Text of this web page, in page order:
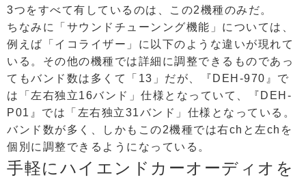
3つをすべて有しているのは、この2機種のみだ。
ちなみに「サウンドチューンング機能」については、
例えば「イコライザー」に以下のような違いが現れて
いる。その他の機種では詳細に調整できるものであっ
てもバンド数は多くて「13」だが、『DEH-970』で
は「左右独立16バンド」仕様となっていて、『DEH-
P01』では「左右独立31バンド」仕様となっている。
バンド数が多く、しかもこの2機種では右chと左chを
個別に調整できるようになっている。
手軽にハイエンドカーオーディオを